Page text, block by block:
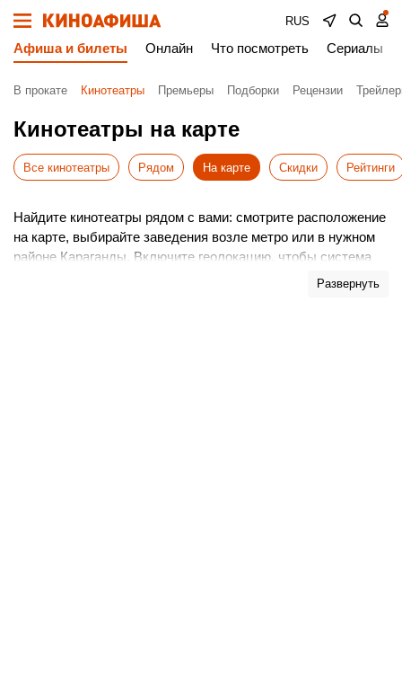
RUS
Афиша и билеты Онлайн Что посмотреть Сериалы
В прокате Кинотеатры Премьеры Подборки Рецензии
Кинотеатры на карте
Все кинотеатры Рядом На карте Скидки Рейтинги
Найдите кинотеатры рядом с вами: смотрите расположение
на карте, выбирайте заведения возле метро или в нужном
районе Караганды. Включите геолокацию, чтобы система
Развернуть